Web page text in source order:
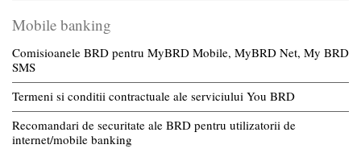
Mobile banking
Comisioanele BRD pentru MyBRD Mobile, MyBRD Net, My BRD
SMS
Termeni si conditii contractuale ale serviciului You BRD
Recomandari de securitate ale BRD pentru utilizatorii de
internet/mobile banking